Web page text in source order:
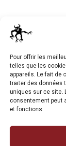
Pour offrir les
telles que les
appareils. Le fait de
traiter des données
uniques sur ce site.
consentement peut
et fonctions.
La RC n'est pas